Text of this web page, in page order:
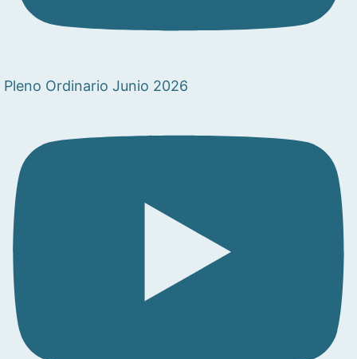
Pleno Ordinario Junio 2026